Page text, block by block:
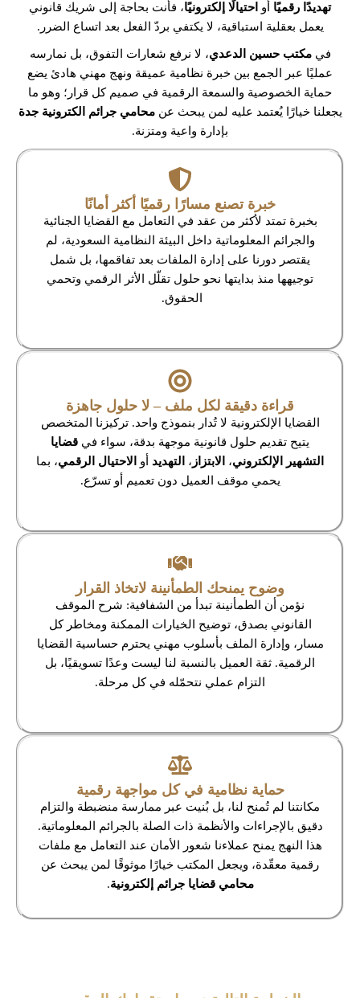
تهديدًا رقميًا أو احتيالًا إلكترونيًا، فأنت بحاجة إلى شريك قانوني
يعمل بعقلية استباقية، لا يكتفي بردّ الفعل بعد اتساع الضرر.
فيمكتب حسين الدعدي، لا نرفع شعارات التفوق، بل نمارسه
عمليًا عبر الجمع بين خبرة نظامية عميقة ونهج مهني هادئ يضع
حماية الخصوصية والسمعة الرقمية في صميم كل قرار؛ وهو ما
يجعلنا خيارًا يُعتمد عليه لمن يبحث عنمحامي جرائم الكترونية جدة
بإدارة واعية ومتزنة.
خبرة تصنع مسارًا رقميًا أكثر أمانًا
بخبرة تمتد لأكثر من عقد في التعامل مع القضايا الجنائية
والجرائم المعلوماتية داخل البيئة النظامية السعودية، لم
يقتصر دورنا على إدارة الملفات بعد تفاقمها، بل شمل
توجيهها منذ بدايتها نحو حلول تقلّل الأثر الرقمي وتحمي
الحقوق.
قراءة دقيقة لكل ملف – لا حلول جاهزة
القضايا الإلكترونية لا تُدار بنموذج واحد. تركيزنا المتخصص
يتيح تقديم حلول قانونية موجهة بدقة، سواء في قضايا
التشهير الإلكتروني، الابتزاز ، التهديد أو الاحتيال الرقمي، بما
يحمي موقف العميل دون تعميم أو تسرّع.
وضوح يمنحك الطمأنينة لاتخاذ القرار
نؤمن أن الطمأنينة تبدأ من الشفافية: شرح الموقف
القانوني بصدق، توضيح الخيارات الممكنة ومخاطر كل
مسار، وإدارة الملف بأسلوب مهني يحترم حساسية القضايا
الرقمية. ثقة العميل بالنسبة لنا ليست وعدًا تسويقيًا، بل
التزام عملي نتحمّله في كل مرحلة.
حماية نظامية في كل مواجهة رقمية
مكانتنا لم تُمنح لنا، بل بُنيت عبر ممارسة منضبطة والتزام
دقيق بالإجراءات والأنظمة ذات الصلة بالجرائم المعلوماتية.
هذا النهج يمنح عملاءنا شعور الأمان عند التعامل مع ملفات
رقمية معقّدة، ويجعل المكتب خيارًا موثوقًا لمن يبحث عن
محامي قضايا جرائم إلكترونية.